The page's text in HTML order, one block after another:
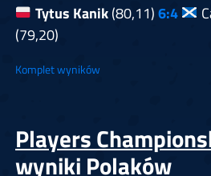
Tytus Kanik(80,11)6:4
(79,20)
Komplet wyników
Players
wyniki Polaków